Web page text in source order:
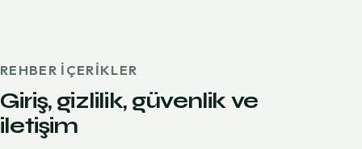
REHBER IÇERIKLER
Giriş, gizlilik, güvenlik ve
iletişim